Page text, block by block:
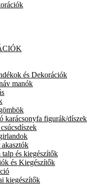
és Dekorációk
manók
karácsonyfa figurák/díszek
és kiegészítők
és Kiegészítők
kiegészítők